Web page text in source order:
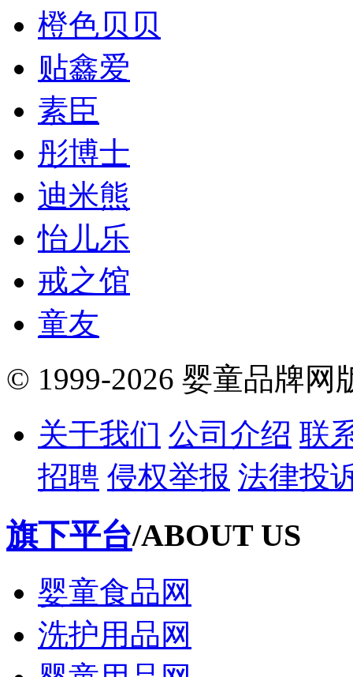
橙色贝贝
贴鑫爱
素臣
彤博士
迪米熊
怡儿乐
戒之馆
童友
© 1999-2026 婴童品牌网
关于我们 公司介绍 联
招聘 侵权举报 法律投
旗下平台/ABOUT US
婴童食品网
洗护用品网